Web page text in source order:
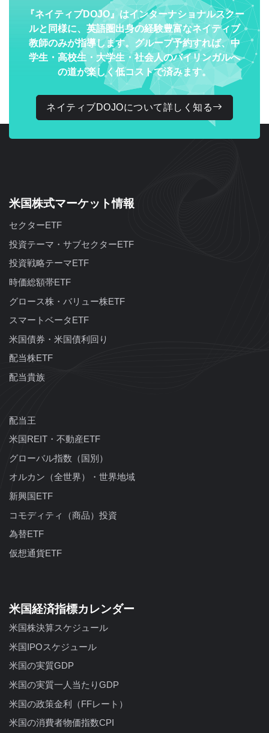
『ネイティブDOJO』はインターナショナルスクー
ルと同様に、英語圏出身の経験豊富なネイティブ
教師のみが指導します。グループ予約すれば、中
学生・高校生・大学生・社会人のバイリンガルへ
の道が楽しく低コストで済みます。
ネイティブDOJOについて詳しく知る
米国株式マーケット情報
セクターETF
投資テーマ・サブセクターETF
投資戦略テーマETF
時価総額帯ETF
グロース株・バリュー株ETF
スマートベータETF
米国債券・米国債利回り
配当株ETF
配当貴族
配当王
米国REIT・不動産ETF
グローバル指数（国別）
オルカン（全世界）・世界地域
新興国ETF
コモディティ（商品）投資
為替ETF
仮想通貨ETF
米国経済指標カレンダー
米国株決算スケジュール
米国IPOスケジュール
米国の実質GDP
米国の実質一人当たりGDP
米国の政策金利（FFレート）
米国の消費者物価指数CPI